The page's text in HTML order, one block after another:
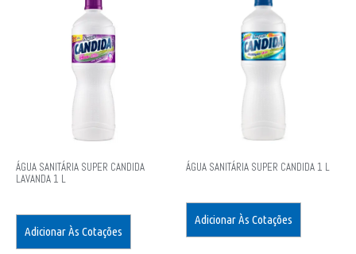
ÁGUA SANITÁRIA SUPER CANDIDA
LAVANDA 1 L
Adicionar Às Cotações
ÁGUA SANITÁRIA SUPER CANDIDA 1 L
Adicionar Às Cotações